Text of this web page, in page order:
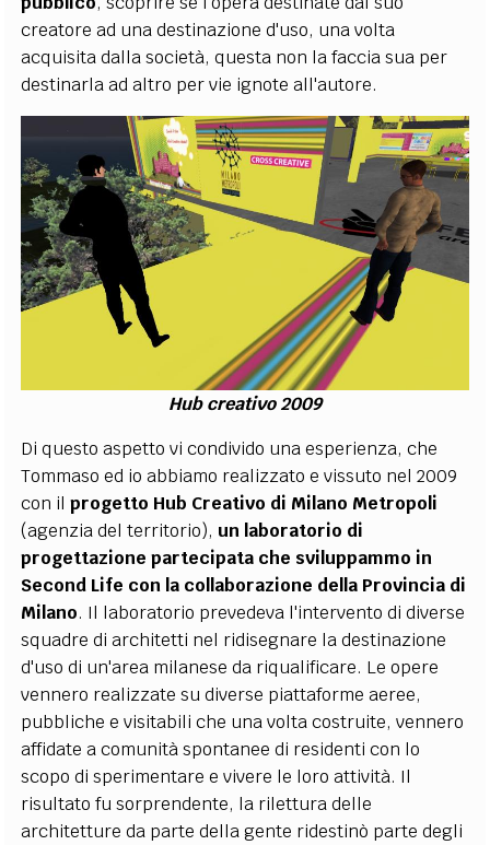
creatore ad una destinazione d'uso, una volta
acquisita dalla società, questa non la faccia sua per
destinarla ad altro per vie ignote all'autore.
Hub creativo 2009
Di questo aspetto vi condivido una esperienza, che
Tommaso ed io abbiamo realizzato e vissuto nel 2009
con ilprogetto Hub Creativo di Milano Metropoli
(agenzia del territorio), un laboratorio di
progettazione partecipata che sviluppammo in
Second Life con la collaborazione della Provincia di
Milano. Il laboratorio prevedeva l'intervento di diverse
squadre di architetti nel ridisegnare la destinazione
d'uso di un'area milanese da riqualificare. Le opere
vennero realizzate su diverse piattaforme aeree,
pubbliche e visitabili che una volta costruite, vennero
affidate a comunità spontanee di residenti con lo
scopo di sperimentare e vivere le loro attività. Il
risultato fu sorprendente, la rilettura delle
architetture da parte della gente ridestinò parte degli